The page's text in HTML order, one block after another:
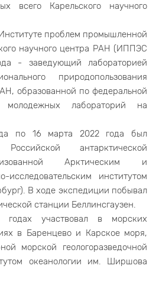
всего Карельского научного
проблем промышленной
научного центра РАН (ИППЭС
- заведующий лабораторией
природопользования
образованной по федеральной
молодежных лабораторий на
по 16 марта 2022 года был
антарктической
Арктическим и
исследовательским институтом
В ходе экспедиции побывал
станции Беллинсгаузен.
участвовал в морских
в Баренцево и Карское моря,
морской геологоразведочной
океанологии им. Ширшова